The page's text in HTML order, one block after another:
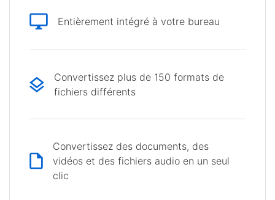
Entièrement intégré à votre bureau
Convertissez plus de 150 formats de
fichiers différents
Convertissez des documents, des
vidéos et des fichiers audio en un seul
clic